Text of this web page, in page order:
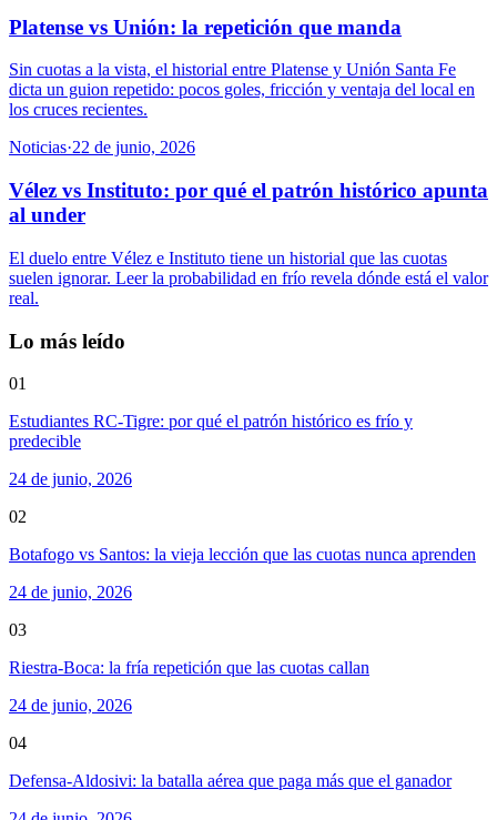
Platense vs Unión: la repetición que manda
Sin cuotas a la vista, el historial entre Platense y Unión Santa Fe
dicta un guion repetido: pocos goles, fricción y ventaja del local en
los cruces recientes.
Noticias·22 de junio, 2026
Vélez vs Instituto: por qué el patrón histórico apunta
al under
El duelo entre Vélez e Instituto tiene un historial que las cuotas
suelen ignorar. Leer la probabilidad en frío revela dónde está el valor
real.
Lo más leído
01
Estudiantes RC-Tigre: por qué el patrón histórico es frío y
predecible
24 de junio, 2026
02
Botafogo vs Santos: la vieja lección que las cuotas nunca aprenden
24 de junio, 2026
03
Riestra-Boca: la fría repetición que las cuotas callan
24 de junio, 2026
04
Defensa-Aldosivi: la batalla aérea que paga más que el ganador